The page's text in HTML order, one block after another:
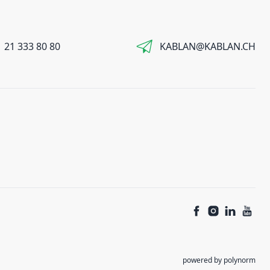
21 333 80 80 KABLAN@KABLAN.CH
powered by polynorm